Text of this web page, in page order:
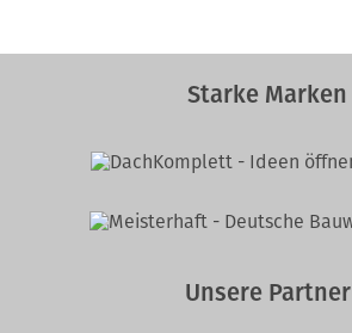
Starke Marken
Unsere Partner